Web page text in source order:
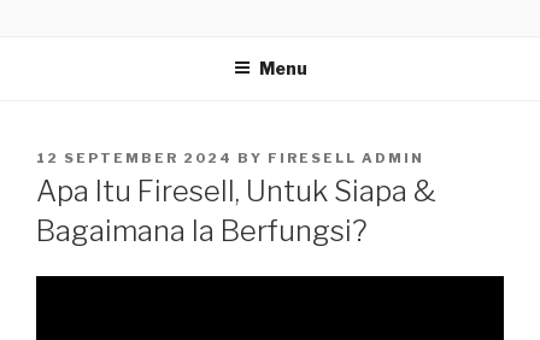
Menu
POSTED
ON
12 SEPTEMBER 2024 BY FIRESELL ADMIN
Apa Itu Firesell, Untuk Siapa &
Bagaimana Ia Berfungsi?